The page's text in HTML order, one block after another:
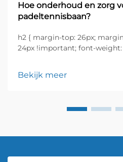
Hoe onderhoud en zorg
padeltennisbaan?
h2 { margin-top: 26px;
24px !important; font-
height: ...}
Bekijk meer